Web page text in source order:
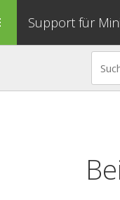
Support für